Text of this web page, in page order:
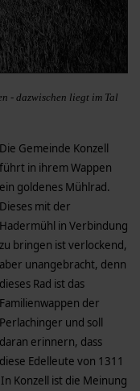
- dazwischen liegt im Tal
Die Gemeinde Konzell
führt in ihrem Wappen
ein goldenes Mühlrad.
Dieses mit der
Hadermühl in Verbindung
zu bringen ist verlockend,
aber unangebracht, denn
dieses Rad ist das
Familienwappen der
Perlachinger und soll
daran erinnern, dass
diese Edelleute von 1311
Konzell ist die Meinung